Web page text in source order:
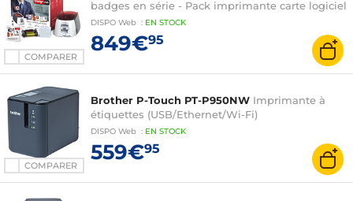
COMPARER
badges en série - Pack imprimante carte logiciel
DISPO Web : EN STOCK
849€95
COMPARER
Brother P-Touch PT-P950NW Imprimante à
étiquettes (USB/Ethernet/Wi-Fi)
DISPO Web : EN STOCK
559€95